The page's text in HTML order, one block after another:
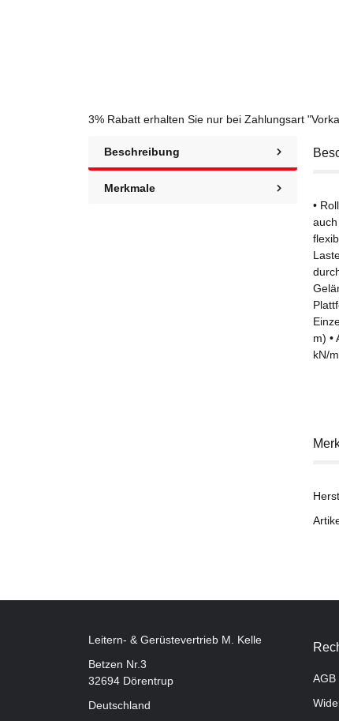
3% Rabatt erhalten Sie nur bei Zahlungsart
Beschreibung
Merkmale
•
m) •
kN/
Leitern- & Gerüstevertrieb M. Kelle
Betzen Nr.3
32694 Dörentrup
Deutschland
AGB